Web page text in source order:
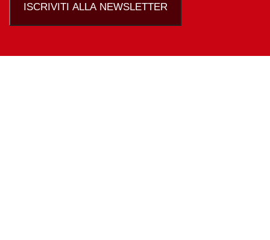
ISCRIVITI ALLA NEWSLETTER